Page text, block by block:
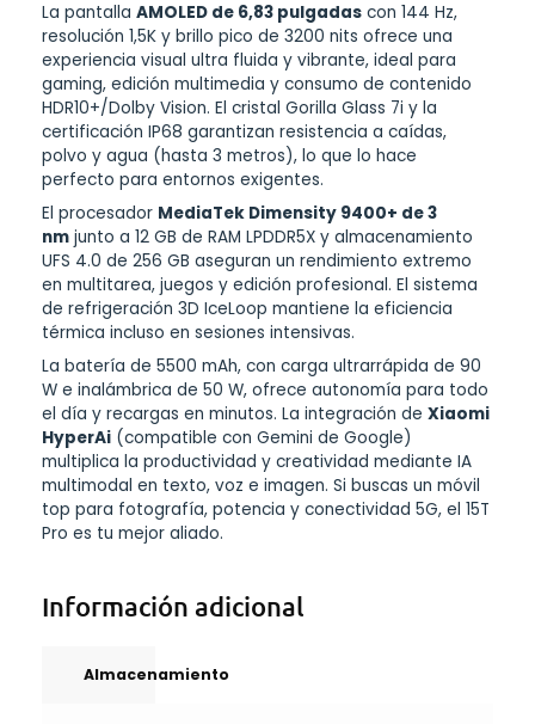
La pantalla AMOLED de 6,83 pulgadas con 144 Hz,
resolución 1,5K y brillo pico de 3200 nits ofrece una
experiencia visual ultra fluida y vibrante, ideal para
gaming, edición multimedia y consumo de contenido
HDR10+/Dolby Vision. El cristal Gorilla Glass 7i y la
certificación IP68 garantizan resistencia a caídas,
polvo y agua (hasta 3 metros), lo que lo hace
perfecto para entornos exigentes.
El procesador MediaTek Dimensity 9400+ de 3
nm junto a 12 GB de RAM LPDDR5X y almacenamiento
UFS 4.0 de 256 GB aseguran un rendimiento extremo
en multitarea, juegos y edición profesional. El sistema
de refrigeración 3D IceLoop mantiene la eficiencia
térmica incluso en sesiones intensivas.
La batería de 5500 mAh, con carga ultrarrápida de 90
W e inalámbrica de 50 W, ofrece autonomía para todo
el día y recargas en minutos. La integración de Xiaomi
HyperAi (compatible con Gemini de Google)
multiplica la productividad y creatividad mediante IA
multimodal en texto, voz e imagen. Si buscas un móvil
top para fotografía, potencia y conectividad 5G, el 15T
Pro es tu mejor aliado.
Información adicional
Almacenamiento